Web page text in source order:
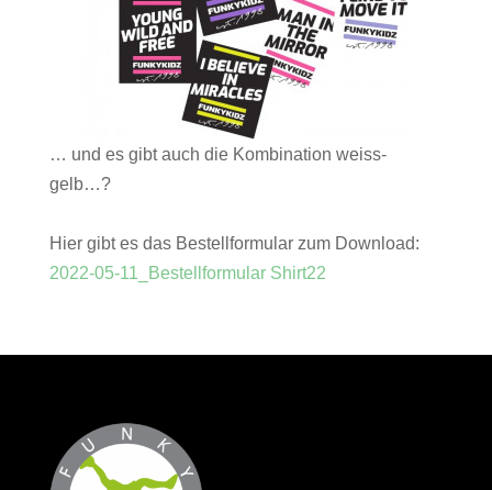
… und es gibt auch die Kombination weiss-
gelb…?
Hier gibt es das Bestellformular zum Download:
2022-05-11_Bestellformular Shirt22